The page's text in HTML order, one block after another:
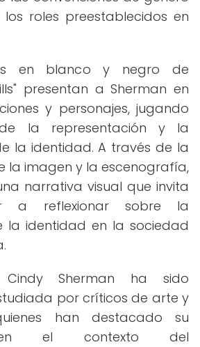
roles preestablecidos en
en blanco y negro de
presentan a Sherman en
y personajes, jugando
la representación y la
la identidad. A través de la
la imagen y la escenografía,
narrativa visual que invita
a reflexionar sobre la
la identidad en la sociedad
Sherman ha sido
por críticos de arte y
han destacado su
en el contexto del